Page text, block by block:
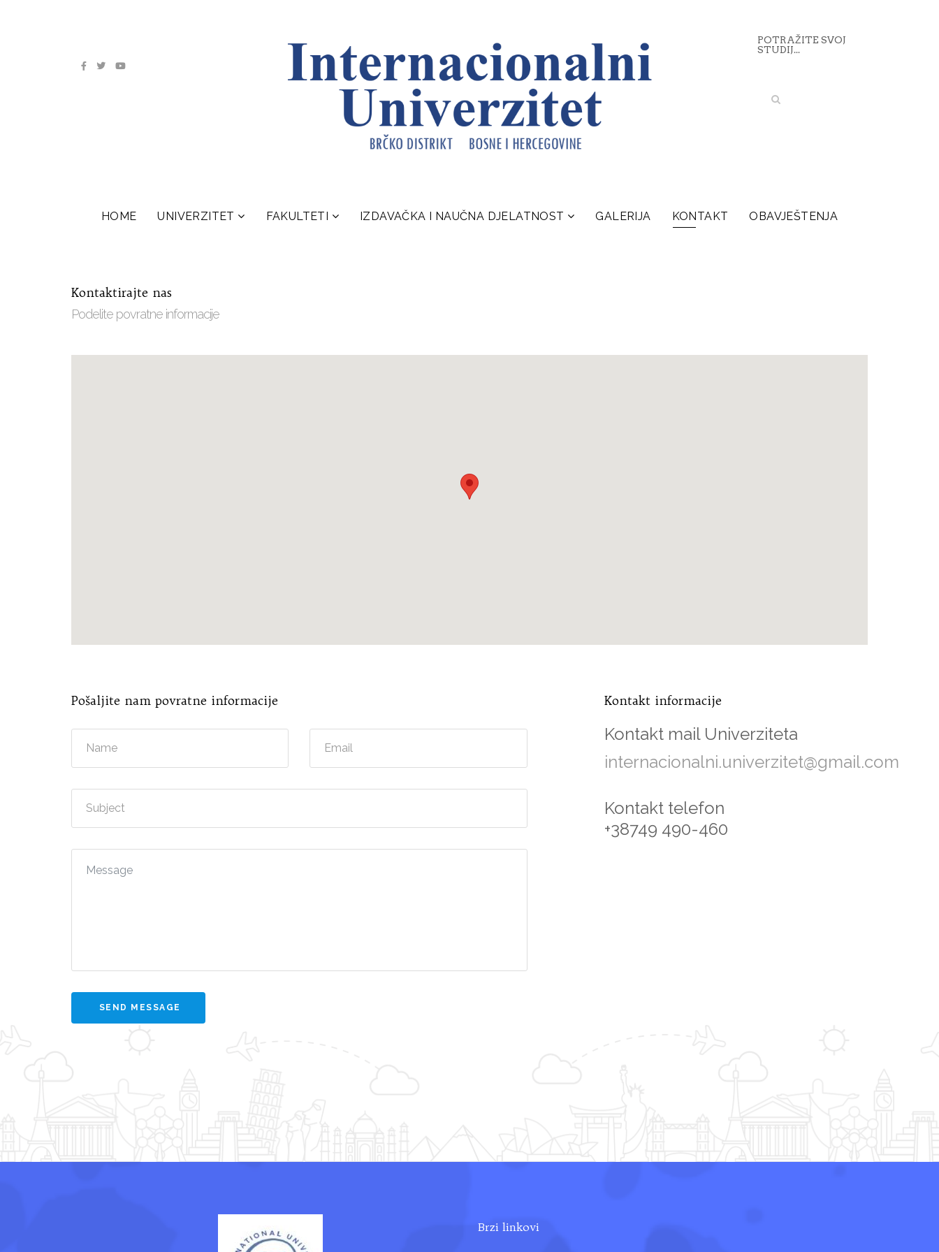
POTRAŽITE SVOJ
STUDIJ...
HOME UNIVERZITET FAKULTETI IZDAVAČKA I NAUČNA DJELATNOST GALERIJA KONTAKT OBAVJEŠTENJA
Kontaktirajte nas
Podelite povratne informacije
Pošaljite nam povratne informacije
SEND MESSAGE
Kontakt informacije
Kontakt mail Univerziteta
internacionalni.univerzitet@gmail.com
Kontakt telefon
+38749 490-460
Brzi linkovi